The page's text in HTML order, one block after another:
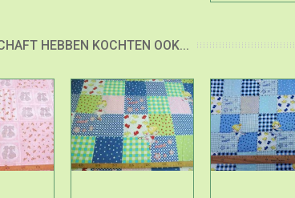
HEBBEN KOCHTEN OOK...